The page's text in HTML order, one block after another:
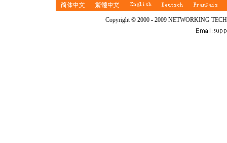
Copyright © 2000 - 2009 NETWORKING